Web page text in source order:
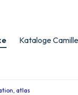
Kataloge
atlas